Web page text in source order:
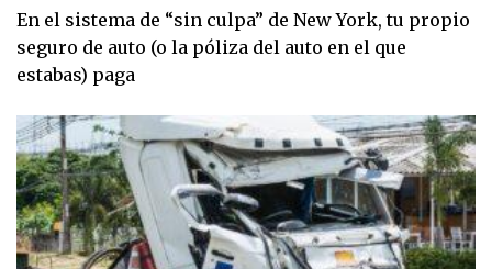
En el sistema de “sin culpa” de New York, tu propio
seguro de auto (o la póliza del auto en el que
estabas) paga